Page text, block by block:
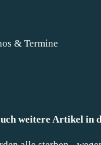
& Termine
weitere Artikel in